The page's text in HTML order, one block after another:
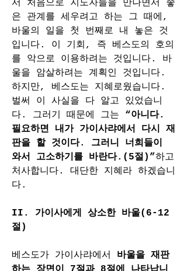
서 처음으로 지도자들을 만나면서 좋
은 관계를 세우려고 하는 그 때에,
바울의 일을 첫 번째로 내 놓은 것
입니다. 이 기회, 즉 베스도의 호의
를 악으로 이용하려는 것입니다. 바
울을 암살하려는 계획인 것입니다.
하지만, 베스도는 지혜로웠습니다.
벌써 이 사실을 다 알고 있었습니
다. 그러기 때문에 그는 “아니다.
필요하면 내가 가이사랴에서 다시 재
판을 할 것이다. 그러니 너희들이
와서 고소하기를 바란다.(5절)”하고
처사합니다. 대단한 지혜라 하겠습니
다.
II. 가이사에게 상소한 바울(6-12
절)
베스도가 가이사랴에서 바울을 재판